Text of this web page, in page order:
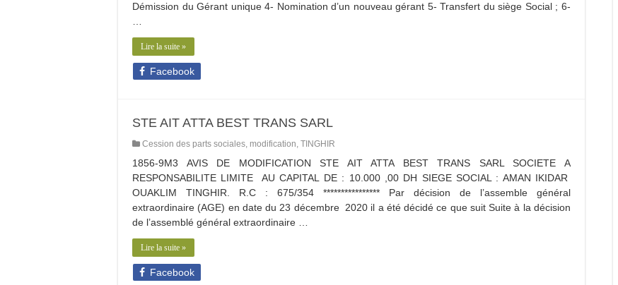
Démission du Gérant unique 4- Nomination d’un nouveau gérant 5- Transfert du siège Social ; 6-
Lire la suite »
Facebook
STE AIT ATTA BEST TRANS SARL
Cession des parts sociales, modification, TINGHIR
1856-9M3 AVIS DE MODIFICATION STE AIT ATTA BEST TRANS SARL SOCIETE A
RESPONSABILITE LIMITE AU CAPITAL DE : 10.000 ,00 DH SIEGE SOCIAL : AMAN IKIDAR
OUAKLIM TINGHIR. R.C : 675/354 **************** Par décision de l’assemble général
extraordinaire (AGE) en date du 23 décembre 2020 il a été décidé ce que suit Suite à la décision
de l’assemblé général extraordinaire …
Lire la suite »
Facebook